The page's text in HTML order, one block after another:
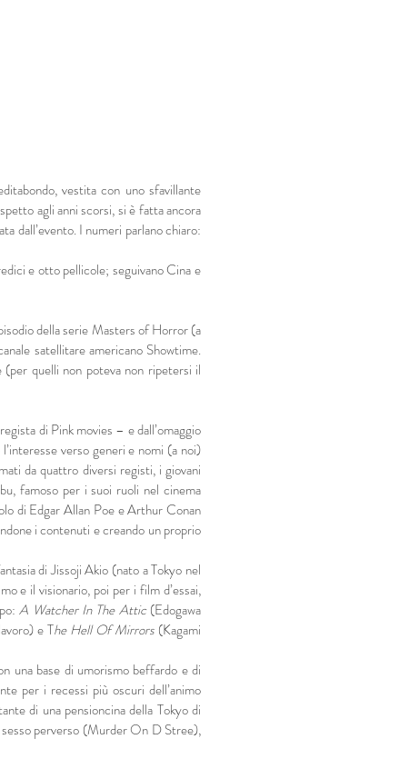
vestita con uno sfavillante
agli anni scorsi, si è fatta ancora
dall’evento. I numeri parlano chiaro:
e otto pellicole; seguivano Cina e
della serie Masters of Horror (a
satellitare americano Showtime.
quelli non poteva non ripetersi il
di Pink movies – e dall’omaggio
verso generi e nomi (a noi)
da quattro diversi registi, i giovani
famoso per i suoi ruoli nel cinema
di Edgar Allan Poe e Arthur Conan
i contenuti e creando un proprio
di Jissoji Akio (nato a Tokyo nel
e il visionario, poi per i film d’essai,
A Watcher In The Attic(Edogawa
e The Hell Of Mirrors (Kagami
una base di umorismo beffardo e di
per i recessi più oscuri dell’animo
di una pensioncina della Tokyo di
perverso (Murder On D Stree),